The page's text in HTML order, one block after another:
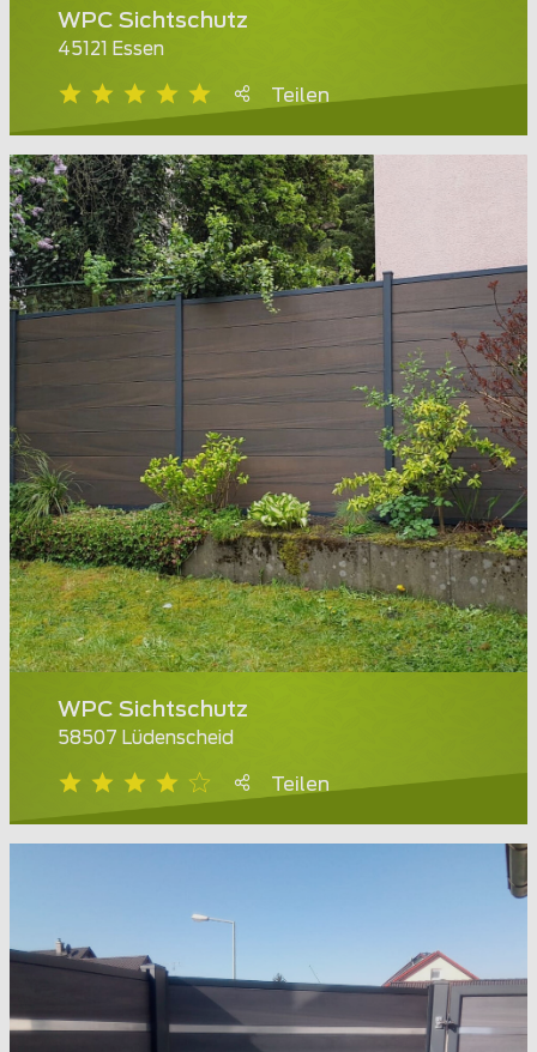
WPC Sichtschutz
45121 Essen
Teilen
WPC Sichtschutz
58507 Lüdenscheid
Teilen